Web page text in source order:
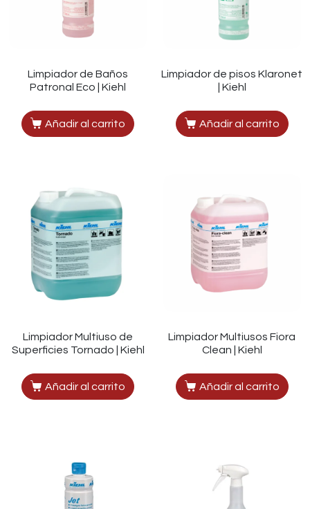
Limpiador de Baños
Patronal Eco | Kiehl
Añadir al carrito
Limpiador de pisos Klaronet
| Kiehl
Añadir al carrito
Limpiador Multiuso de
Superficies Tornado | Kiehl
Añadir al carrito
Limpiador Multiusos Fiora
Clean | Kiehl
Añadir al carrito